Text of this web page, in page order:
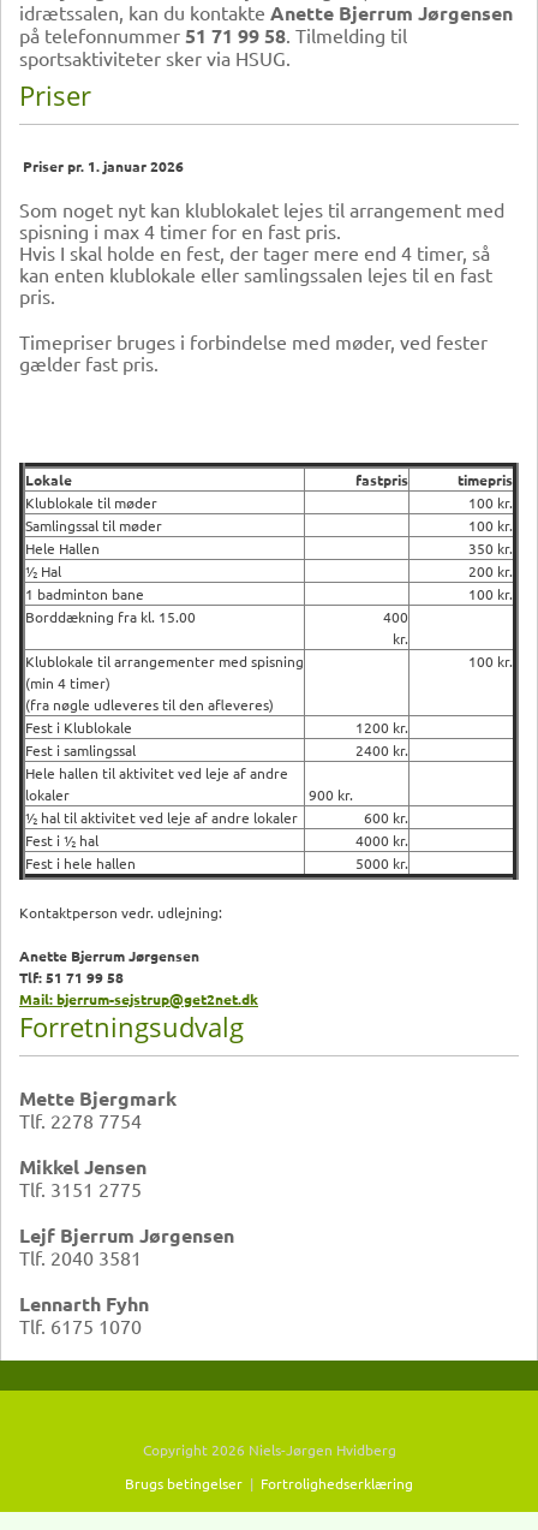
idrætssalen, kan du kontakte Anette Bjerrum Jørgensen
på telefonnummer 51 71 99 58 . Tilmelding til
sportsaktiviteter sker via HSUG.
Priser
Priser pr. 1. januar 2026
Som noget nyt kan klublokalet lejes til arrangement med
spisning i max 4 timer for en fast pris.
Hvis I skal holde en fest, der tager mere end 4 timer, så
kan enten klublokale eller samlingssalen lejes til en fast
pris.
Timepriser bruges i forbindelse med møder, ved fester
gælder fast pris.
Lokale fastpris
timepris
Klublokale til møder
100 kr.
Samlingssal til møder
100 kr.
Hele Hallen
350 kr.
½ Hal
200 kr.
1 badminton bane
100 kr.
Borddækning fra kl. 15.00
400
kr.
Klublokale til arrangementer med spisning
(min 4 timer)
(fra nøgle udleveres til den afleveres)
100 kr.
Fest i Klublokale
1200 kr.
Fest i samlingssal
2400 kr.
Hele hallen til aktivitet ved leje af andre
lokaler
900 kr.
½ hal til aktivitet ved leje af andre lokaler
600 kr.
Fest i ½ hal
4000 kr.
Fest i hele hallen
5000 kr.
Kontaktperson vedr. udlejning:
Anette Bjerrum Jørgensen
Tlf: 51 71 99 58
Mail: bjerrum-sejstrup@get2net.dk
Forretningsudvalg
Mette Bjergmark
Tlf. 2278 7754
Mikkel Jensen
Tlf. 3151 2775
Lejf Bjerrum Jørgensen
Tlf. 2040 3581
Lennarth Fyhn
Tlf. 6175 1070
Copyright 2026 Niels-Jørgen Hvidberg
Brugs betingelser | Fortrolighedserklæring